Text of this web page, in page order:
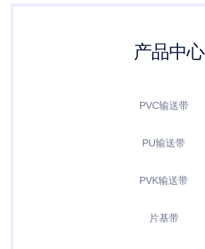
产品中心
PVC输送带
PU输送带
PVK输送带
片基带